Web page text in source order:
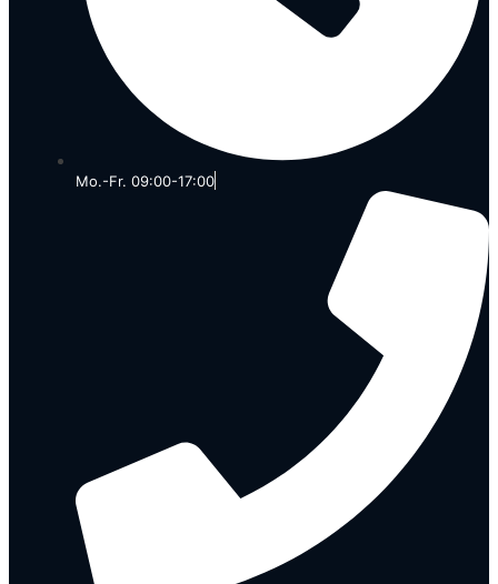
Mo.-Fr. 09:00-17:00